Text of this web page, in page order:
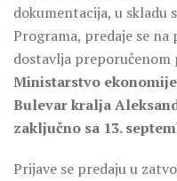
dokumentacija, u skladu
Programa, predaje se
dostavlja preporučenom
Ministarstvo
Bulevar kralja
zaključno sa 13.
Prijave se predaju u